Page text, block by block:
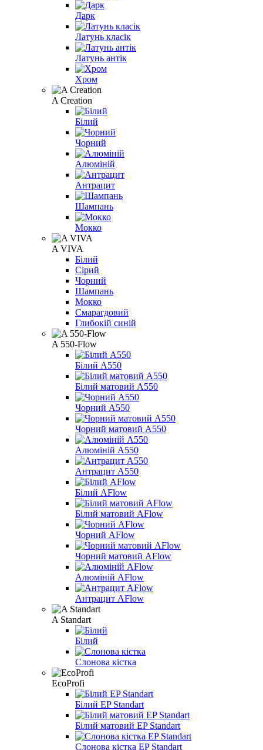
Дарк
Латунь класік
Латунь антік
Хром
A Creation
Білий
Чорний
Алюміній
Антрацит
Шампань
Мокко
A VIVA
Білий
Сірий
Чорний
Шампань
Мокко
Смарагдовий
Глибокій синій
A 550-Flow
Білий А550
Білий матовий А550
Чорний А550
Чорний матовий А550
Алюміній А550
Антрацит А550
Білий AFlow
Білий матовий AFlow
Чорний AFlow
Чорний матовий AFlow
Алюміній AFlow
Антрацит AFlow
A Standart
Білий
Слонова кістка
EcoProfi
Білий EP Standart
Білий матовий EP Standart
Слонова кістка EP Standart